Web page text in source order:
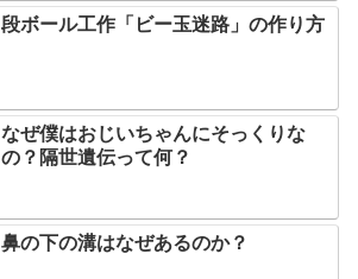
段ボール工作「ビー玉迷路」の作り方
なぜ僕はおじいちゃんにそっくりな
の？隔世遺伝って何？
鼻の下の溝はなぜあるのか？